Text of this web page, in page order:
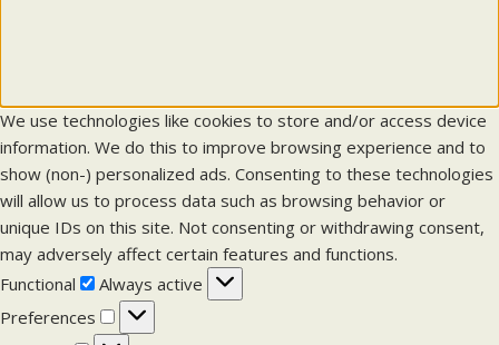
We use technologies like cookies to store and/or access device
information. We do this to improve browsing experience and to
show (non-) personalized ads. Consenting to these technologies
will allow us to process data such as browsing behavior or
unique IDs on this site. Not consenting or withdrawing consent,
may adversely affect certain features and functions.
Functional
F
u
n
Always active
Preferences
P
r